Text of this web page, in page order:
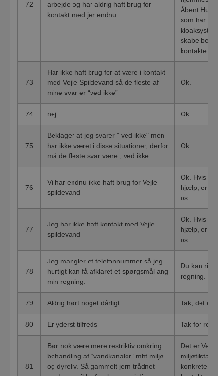
72
arbejde og har aldrig haft brug for
kontakt med jer endnu
Åbent Hus.
som har en
skabe
kontakte
73
Har ikke haft brug for at være i kontakt
med Vejle Spildevand så de fleste af
mine svar er “ved ikke”
Ok.
74 nej Ok.
75
Beklager at jeg svarer " ved ikke" men
har ikke været i disse situationer, derfor
må de fleste svar være , ved ikke
Ok.
76
Vi har endnu ikke haft brug for Vejle
spildevand
Ok. Hvis
hjælp, er du
os.
77
Jeg har ikke haft kontakt med Vejle
spildevand
Ok. Hvis
hjælp, er du
os.
78
Jeg mangler et telefonnummer så jeg
hurtigt kan få afklaret et spørgsmål ang
min regning.
Du kan
regning.
79 Aldrig hørt noget dårligt Tak, det er
80 Er yderst tilfreds Tak for
81
Bør nok være mere restriktiv omkring
behandling af “vandkanaler” mht miljø
og dyreliv. Så gammelt jern trådnet
Det er
konkrete